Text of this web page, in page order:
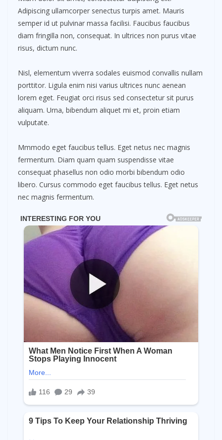
Adipiscing ullamcorper senectus turpis amet. Mauris
semper id ut pulvinar massa facilisi. Faucibus faucibus
diam fringilla non, consequat. In ultrices non purus vitae
risus, dictum nunc.
Nisl, elementum viverra sodales euismod convallis nullam
porttitor. Ligula enim nisi varius ultrices nunc aenean
lorem eget. Feugiat orci risus sed consectetur sit purus
aliquam. Urna, bibendum aliquet mi et, proin etiam
vulputate.
Mmmodo eget faucibus tellus. Eget netus nec magnis
fermentum. Diam quam quam suspendisse vitae
consequat phasellus non odio morbi bibendum odio
libero. Cursus commodo eget faucibus tellus. Eget netus
nec magnis fermentum.